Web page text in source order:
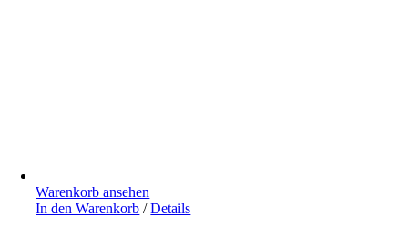
Warenkorb ansehen
In den Warenkorb / Details